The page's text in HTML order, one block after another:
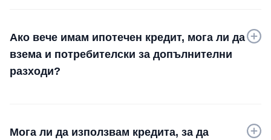
Ако вече имам ипотечен кредит, мога ли да
взема и потребителски за допълнителни
разходи?
Мога ли да използвам кредита, за да